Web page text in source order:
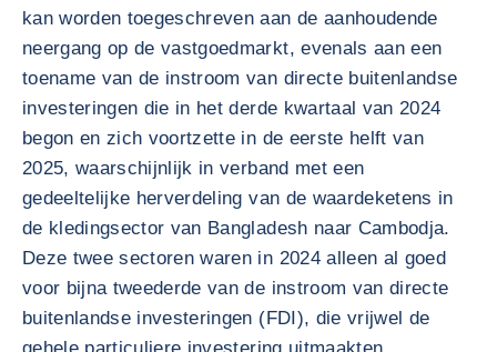
kan worden toegeschreven aan de aanhoudende
neergang op de vastgoedmarkt, evenals aan een
toename van de instroom van directe buitenlandse
investeringen die in het derde kwartaal van 2024
begon en zich voortzette in de eerste helft van
2025, waarschijnlijk in verband met een
gedeeltelijke herverdeling van de waardeketens in
de kledingsector van Bangladesh naar Cambodja.
Deze twee sectoren waren in 2024 alleen al goed
voor bijna tweederde van de instroom van directe
buitenlandse investeringen (FDI), die vrijwel de